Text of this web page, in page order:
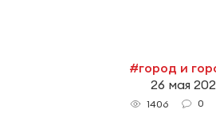
#город и
26 мая
1406 0